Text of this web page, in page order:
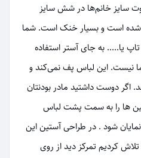
سایز خانم‌ها در شش سایز
شده است و بسیار خنک است. شما
یا..... به جای آستر استفاده
نیست. این لباس پف نمی‌کند و
اگر دوست داشتید مادر بودنتان
ها را به سمت پشت لباس
شود . در طراحی آستین این
تلاش کردیم تمرکز دید از روی